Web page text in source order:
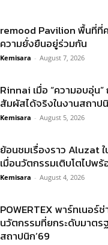
remood Pavilion พื้นที่ที่
ความยั่งยืนอยู่ร่วมกัน
Kemisara - August 7, 2026
Rinnai เมื่อ “ความอบอุ่น
สัมผัสได้จริงในงานสถาป
Kemisara - August 5, 2026
ย้อนชมเรื่องราว Aluzat
เมื่อนวัตกรรมเติบโตไปพร้
Kemisara - August 4, 2026
POWERTEX พาร์ทเนอร์
นวัตกรรมที่ยกระดับมาตร
สถาปนิก’69